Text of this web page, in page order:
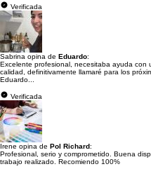
Verificada
Sabrina opina de Eduardo:
Excelente profesional, necesitaba ayuda con
calidad, definitivamente llamaré para los
Eduardo...
Verificada
Irene opina de Pol Richard:
Profesional, serio y comprometido. Buena
trabajo realizado. Recomiendo 100%